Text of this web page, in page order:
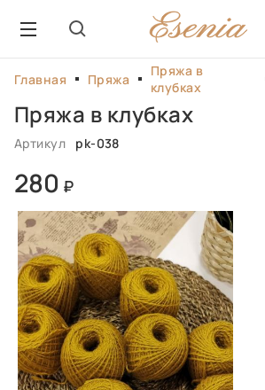
Главная Пряжа
Пряжа в
клубках
Пряжа в клубках
Артикул pk-038
280